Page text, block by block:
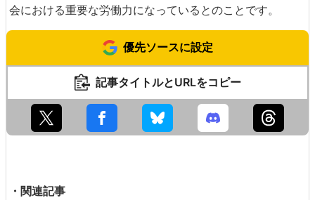
会における重要な労働力になっているとのことです。
優先ソースに設定
記事タイトルとURLをコピー
・関連記事